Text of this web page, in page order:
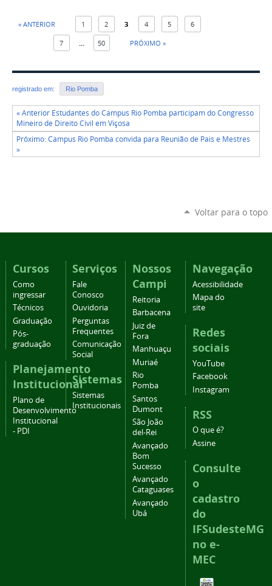
« ANTERIOR 1 2 3 4 5 6
7 ... 50 PRÓXIMO »
registrado em: Rio Pomba
« Anterior Estudantes do Campus Rio Pomba participam do Congresso
Mineiro de Direito Civil em Viçosa
Próximo: Campus Rio Pomba convida para Reunião de Pais e Mestres
»
Voltar para o topo
Cursos
Como
ingressar
Técnicos
Graduação
Pós-
graduação
Planejamento
Institucional
Plano de
Desenvolvimento
Institucional
- PDI
Serviços
Fale
Conosco
Ouvidoria
Perguntas
Frequentes
Comunicação
Social
Sistemas
Sistemas
Institucionais
Nossos
Campi
Reitoria
Barbacena
Juiz de
Fora
Manhuaçu
Muriaé
Rio
Pomba
Santos
Dumont
São João
del-Rei
Avançado
Bom
Sucesso
Avançado
Cataguases
Avançado
Ubá
Navegação
Acessibilidade
Mapa do
site
Redes
sociais
YouTube
Facebook
Instagram
RSS
O que é?
Assine
Consulte
o
cadastro
do
IFSudesteMG
no e-
MEC